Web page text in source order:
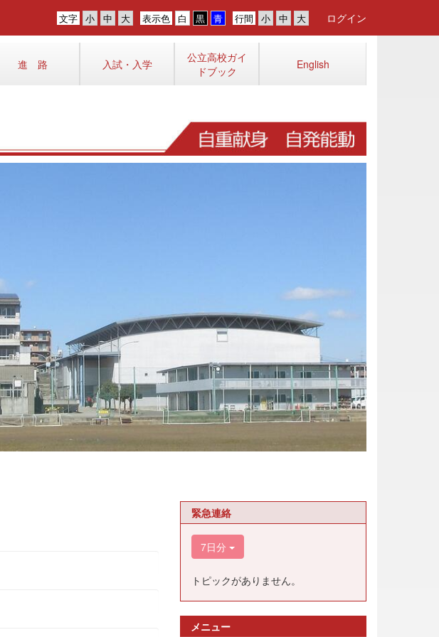
行間
表示色
文字 ログイン
進 路 入試・入学
公立高校ガイ
ドブック
English
緊急連絡
7日分
トピックがありません。
メニュー